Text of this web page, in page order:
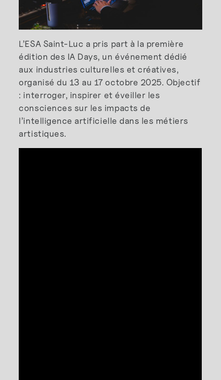
L’ESA Saint-Luc a pris part à la première
édition des IA Days, un événement dédié
aux industries culturelles et créatives,
organisé du 13 au 17 octobre 2025. Objectif
: interroger, inspirer et éveiller les
consciences sur les impacts de
l’intelligence artificielle dans les métiers
artistiques.